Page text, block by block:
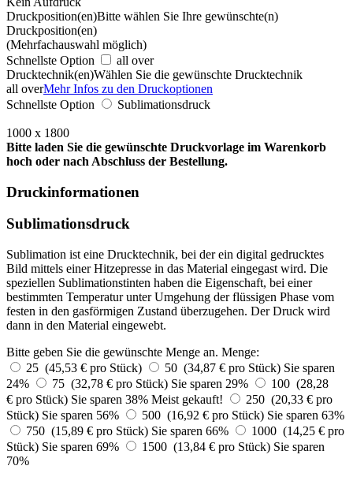
Druckposition(en)Bitte wählen Sie Ihre gewünschte(n)
Druckposition(en)
(Mehrfachauswahl möglich)
Schnellste Option
all over
Drucktechnik(en)Wählen Sie die gewünschte Drucktechnik
all overMehr Infos zu den Druckoptionen
Schnellste Option
Sublimationsdruck
1000 x 1800
Bitte laden Sie die gewünschte Druckvorlage im Warenkorb
hoch oder nach Abschluss der Bestellung.
Druckinformationen
Sublimationsdruck
Sublimation ist eine Drucktechnik, bei der ein digital gedrucktes
Bild mittels einer Hitzepresse in das Material eingegast wird. Die
speziellen Sublimationstinten haben die Eigenschaft, bei einer
bestimmten Temperatur unter Umgehung der flüssigen Phase vom
festen in den gasförmigen Zustand überzugehen. Der Druck wird
dann in den Material eingewebt.
Bitte geben Sie die gewünschte Menge an. Menge:
25 (45,53 € pro Stück)
50 (34,87 € pro Stück) Sie sparen
24%
75 (32,78 € pro Stück) Sie sparen 29%
100 (28,28
€ pro Stück) Sie sparen 38% Meist gekauft!
250 (20,33 € pro
Stück) Sie sparen 56% 500 (16,92 € pro Stück) Sie sparen 63%
750 (15,89 € pro Stück) Sie sparen 66%
1000 (14,25 € pro
Stück) Sie sparen 69% 1500 (13,84 € pro Stück) Sie sparen
70%